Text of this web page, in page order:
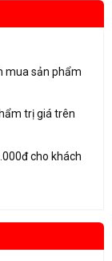
mua sản phẩm
trị giá trên
cho khách